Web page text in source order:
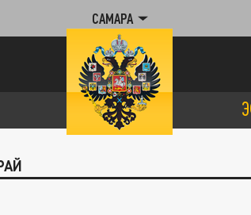
САМАРА